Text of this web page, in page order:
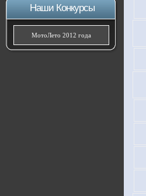
Наши Конкурсы
МотоЛето 2012 года